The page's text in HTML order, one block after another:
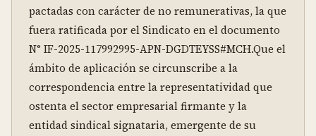
pactadas con carácter de no remunerativas, la que
fuera ratificada por el Sindicato en el documento
N° IF-2025-117992995-APN-DGDTEYSS#MCH.Que el
ámbito de aplicación se circunscribe a la
correspondencia entre la representatividad que
ostenta el sector empresarial firmante y la
entidad sindical signataria, emergente de su